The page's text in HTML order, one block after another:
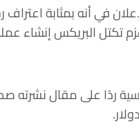
في أنه بمثابة
تكتل البريكس إنشاء
ردًا على مقال نشرته